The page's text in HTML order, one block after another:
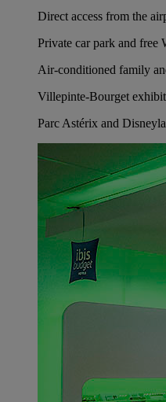
Direct access from the
Private car park and free
Air-conditioned family
Villepinte-Bourget
Parc Astérix and